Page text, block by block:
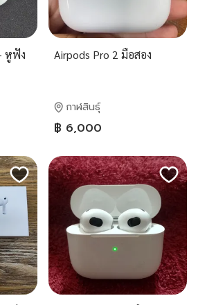
หูฟัง
Airpods Pro 2 มือสอง
กาฬสินธุ์
฿ 6,000